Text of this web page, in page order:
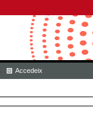
Accedeix